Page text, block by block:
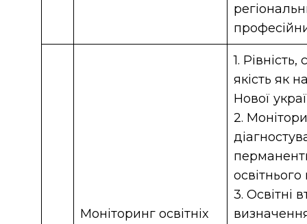
Моніторинг освітніх
1.
якість як
Нової
2.
3. Освітні